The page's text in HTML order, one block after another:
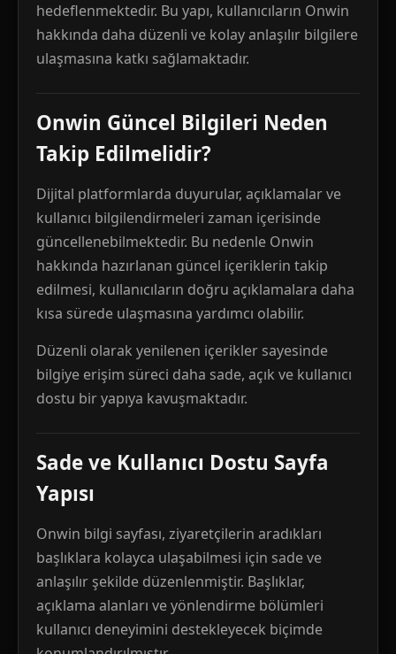
hedeflenmektedir. Bu yapı, kullanıcıların Onwin
hakkında daha düzenli ve kolay anlaşılır bilgilere
ulaşmasına katkı sağlamaktadır.
Onwin Güncel Bilgileri Neden
Takip Edilmelidir?
Dijital platformlarda duyurular, açıklamalar ve
kullanıcı bilgilendirmeleri zaman içerisinde
güncellenebilmektedir. Bu nedenle Onwin
hakkında hazırlanan güncel içeriklerin takip
edilmesi, kullanıcıların doğru açıklamalara daha
kısa sürede ulaşmasına yardımcı olabilir.
Düzenli olarak yenilenen içerikler sayesinde
bilgiye erişim süreci daha sade, açık ve kullanıcı
dostu bir yapıya kavuşmaktadır.
Sade ve Kullanıcı Dostu Sayfa
Yapısı
Onwin bilgi sayfası, ziyaretçilerin aradıkları
başlıklara kolayca ulaşabilmesi için sade ve
anlaşılır şekilde düzenlenmiştir. Başlıklar,
açıklama alanları ve yönlendirme bölümleri
kullanıcı deneyimini destekleyecek biçimde